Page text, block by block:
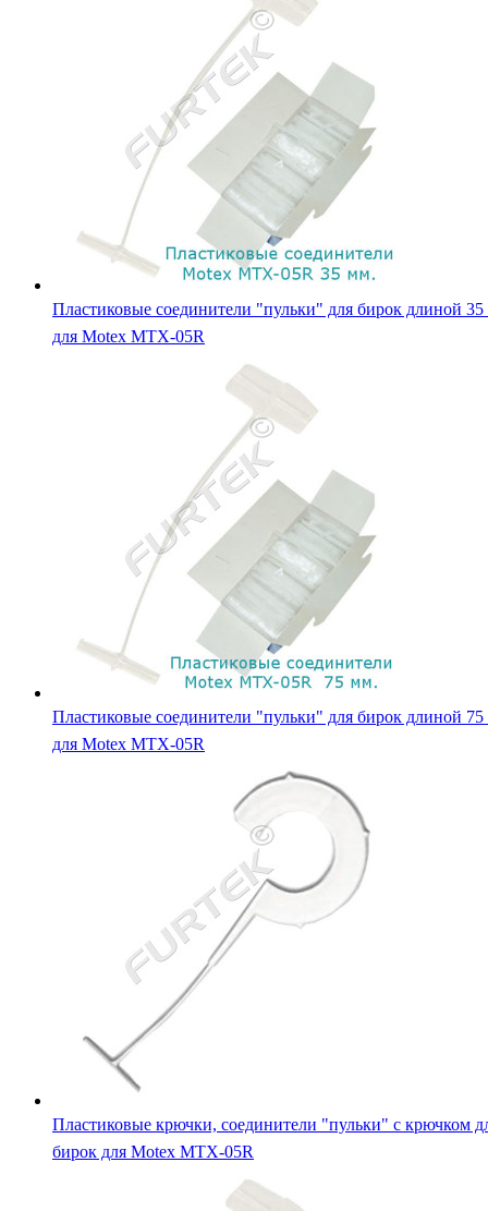
Пластиковые соединители "пульки" для бирок длиной
для Motex MTX-05R
Пластиковые соединители "пульки" для бирок длиной
для Motex MTX-05R
Пластиковые крючки, соединители "пульки" с крючком
бирок для Motex MTX-05R